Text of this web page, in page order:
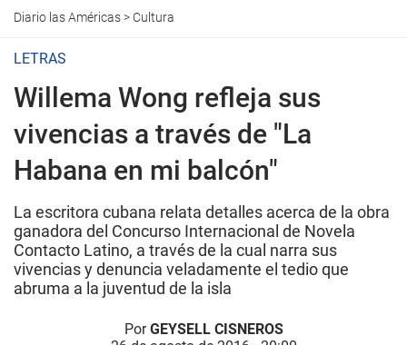
Diario las Américas> Cultura
LETRAS
Willema Wong refleja sus
vivencias a través de "La
Habana en mi balcón"
La escritora cubana relata detalles acerca de la obra
ganadora del Concurso Internacional de Novela
Contacto Latino, a través de la cual narra sus
vivencias y denuncia veladamente el tedio que
abruma a la juventud de la isla
PorGEYSELL CISNEROS